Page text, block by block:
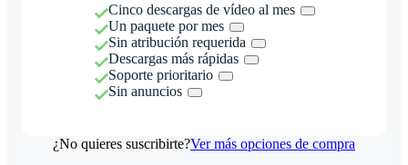
Cinco descargas de vídeo al mes
Un paquete por mes
Sin atribución requerida
Descargas más rápidas
Soporte prioritario
Sin anuncios
¿No quieres suscribirte?Ver más opciones de compra